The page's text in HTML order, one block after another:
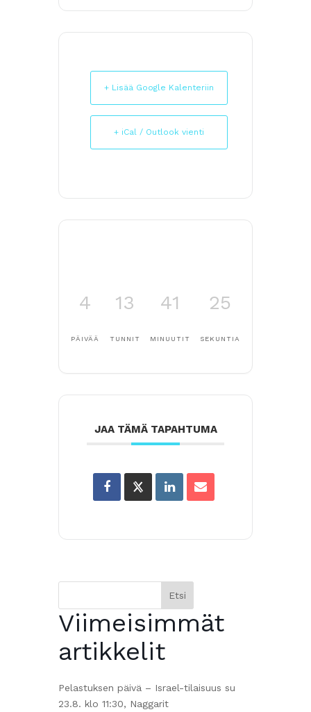
+ Lisää Google Kalenteriin
+ iCal / Outlook vienti
4
PÄIVÄÄ
13
TUNNIT
41
MINUUTIT
25
SEKUNTIA
JAA TÄMÄ TAPAHTUMA
Etsi
Viimeisimmät
artikkelit
Pelastuksen päivä – Israel-tilaisuus su
23.8. klo 11:30, Naggarit